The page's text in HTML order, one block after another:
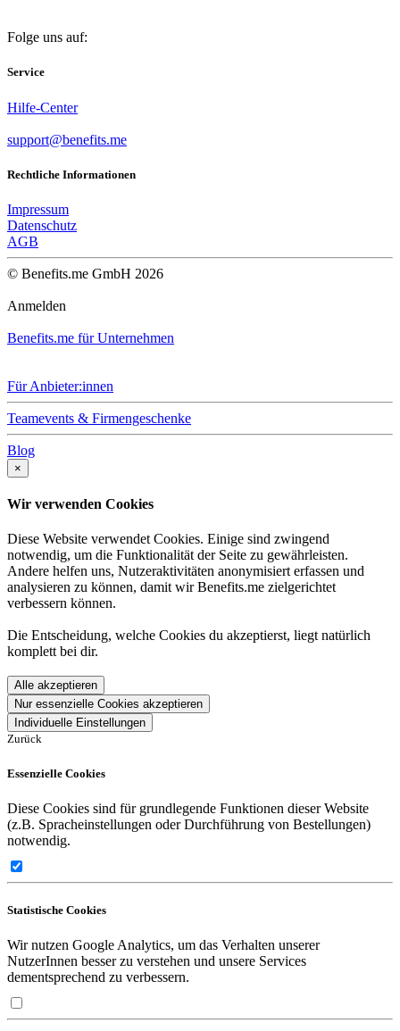
Folge uns auf:
Service
Hilfe-Center
support@benefits.me
Rechtliche Informationen
Impressum
Datenschutz
AGB
© Benefits.me GmbH 2026
Anmelden
Benefits.me für Unternehmen
Für Anbieter:innen
Teamevents & Firmengeschenke
Blog
×
Wir verwenden Cookies
Diese Website verwendet Cookies. Einige sind zwingend
notwendig, um die Funktionalität der Seite zu gewährleisten.
Andere helfen uns, Nutzeraktivitäten anonymisiert erfassen und
analysieren zu können, damit wir Benefits.me zielgerichtet
verbessern können.
Die Entscheidung, welche Cookies du akzeptierst, liegt natürlich
komplett bei dir.
Alle akzeptieren
Nur essenzielle Cookies akzeptieren
Individuelle Einstellungen
Zurück
Essenzielle Cookies
Diese Cookies sind für grundlegende Funktionen dieser Website
(z.B. Spracheinstellungen oder Durchführung von Bestellungen)
notwendig.
Statistische Cookies
Wir nutzen Google Analytics, um das Verhalten unserer
NutzerInnen besser zu verstehen und unsere Services
dementsprechend zu verbessern.